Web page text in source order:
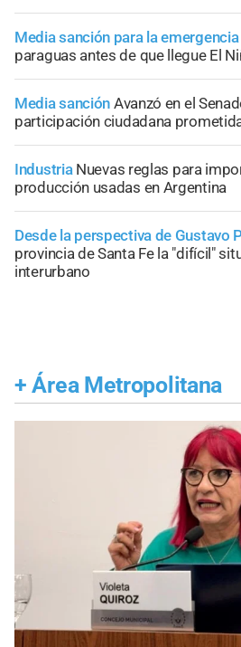
Media sanción para la emergencia
paraguas antes de que llegue El
Media sanción Avanzó en el
participación ciudadana
Industria Nuevas reglas para
producción usadas en Argentina
Desde la perspectiva de Gustavo
provincia de Santa Fe la "difícil"
interurbano
+ Área Metropolitana